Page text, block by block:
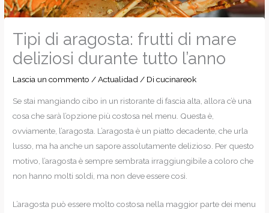
Tipi di aragosta: frutti di mare
deliziosi durante tutto l’anno
Lascia un commento /Actualidad / Dicucinareok
Se stai mangiando cibo in un ristorante di fascia alta, allora c’è una
cosa che sarà l’opzione più costosa nel menu. Questa è,
ovviamente, l’aragosta. L’aragosta è un piatto decadente, che urla
lusso, ma ha anche un sapore assolutamente delizioso. Per questo
motivo, l’aragosta è sempre sembrata irraggiungibile a coloro che
non hanno molti soldi, ma non deve essere così.
L’aragosta può essere molto costosa nella maggior parte dei menu